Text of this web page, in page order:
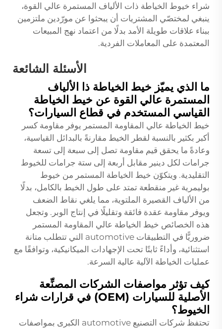
شراء خيوط الخياطة ذات الألياف المستمرة عالي القوة،
ينبغي لمختصّي المشتريات أن يبحثوا عن مورّدين ملتزمين
ببناء علاقات طويلة الأمد بدلًا من اعتماد نهج المبيعات
المعتمدة على المعاملات الفردية.
الأسئلة الشائعة
ما الذي يميّز خيط الخياطة ذا الألياف
المستمرة عالي القوة عن خيط الخياطة
القياسي المستخدم في قطاع السيارات؟
خيط الخياطة عالي المقاومة المستمر يوفر مقاومة كسر
أكبر بكثير بالنسبة لقطر الخيط مقارنةً بالبدائل القياسية،
وعادةً ما يحقق قيم مقاومة تصل إلى سبعة إلى تسعة
جرامات لكل دينير مقابل أربعة إلى ستة جرامات للخيوط
التقليدية. ويتكوّن خيط الخياطة المستمر من خيوط
بوليمرية غير منقطعة تمتد على طول الخيط بالكامل، بدلًا
من الألياف القصيرة الملتوية، مما يلغي نقاط الضعف
ويوفر مقاومة عقدة فائقة وتقليلًا في إنتاج الوبر. وتجعل
هذه الخصائص خيط الخياطة عالي المقاومة المستمر
ضروريًّا في التطبيقات automotive التي تتطلب متانة
استثنائية، وأداءً ثابتًا تحت الإجهادات الميكانيكية، وتوافقًا مع
عمليات الخياطة الآلية عالية السرعة.
كيف تؤثر مواصفات الشركات المصنِّعة
الأصلية للسيارات (OEM) في قرارات شراء
الخيوط؟
تحتفظ شركات التصنيع automotive الكبرى بمواصفات